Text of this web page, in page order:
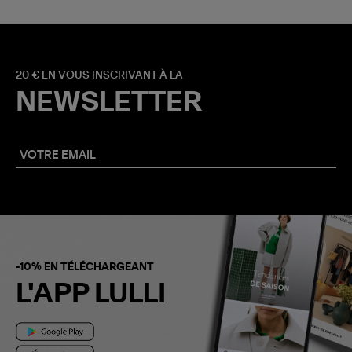
20 € EN VOUS INSCRIVANT À LA
NEWSLETTER
-10% EN TÉLÉCHARGEANT
L'APP LULLI